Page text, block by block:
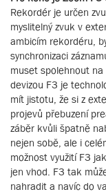
Rekordér je určen
myslitelný zvuk v
ambicím rekordéru,
synchronizaci
muset spolehnout
devizou F3 je
mít jistotu, že si z
projevů přebuzení
záběr kvůli špatně
nejen sobě, ale i
možnost využití F3
jen vhod. F3 tak
nahradit a navíc do